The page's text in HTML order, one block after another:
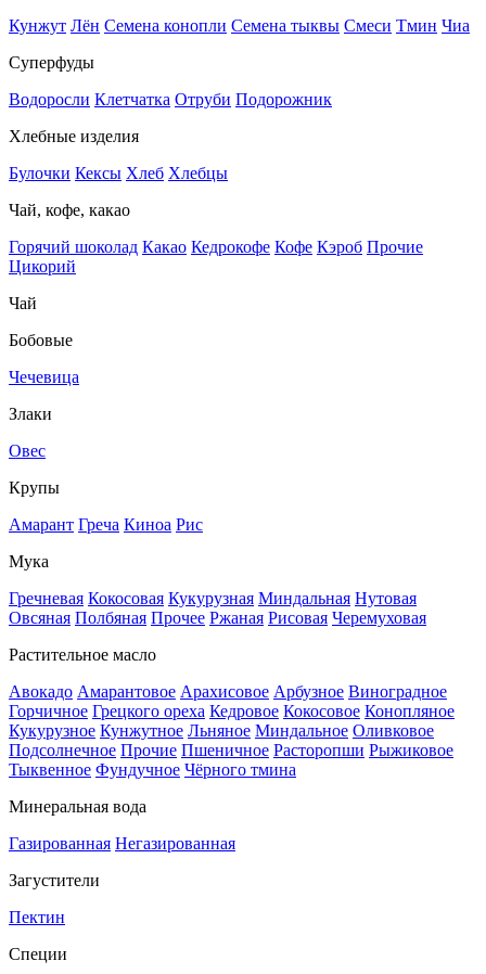
Кунжут Лён Семена конопли Семена тыквы Смеси Тмин Чиа
Суперфуды
Водоросли Клетчатка Отруби Подорожник
Хлебные изделия
Булочки Кексы Хлеб Хлебцы
Чай, кофе, какао
Горячий шоколад Какао Кедрокофе Кофе Кэроб Прочие
Цикорий
Чай
Бобовые
Чечевица
Злаки
Овес
Крупы
Амарант Греча Киноа Рис
Мука
Гречневая Кокосовая Кукурузная Миндальная Нутовая
Овсяная Полбяная Прочее Ржаная Рисовая Черемуховая
Растительное масло
Авокадо Амарантовое Арахисовое Арбузное Виноградное
Горчичное Грецкого ореха Кедровое Кокосовое Конопляное
Кукурузное Кунжутное Льняное Миндальное Оливковое
Подсолнечное Прочие Пшеничное Расторопши Рыжиковое
Тыквенное Фундучное Чёрного тмина
Минеральная вода
Газированная Негазированная
Загустители
Пектин
Специи